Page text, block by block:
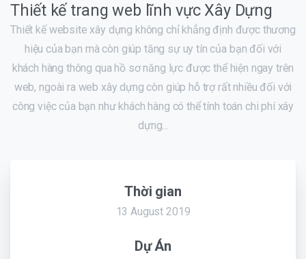
Thiết kế trang web lĩnh vực Xây Dựng
Thiết kế website xây dựng không chỉ khẳng định được thương
hiệu của bạn mà còn giúp tăng sự uy tín của bạn đối với
khách hàng thông qua hồ sơ năng lực được thể hiện ngay trên
web, ngoài ra web xây dựng còn giúp hỗ trợ rất nhiều đối với
công việc của bạn như khách hàng có thể tính toán chi phí xây
dựng...
Thời gian
13 August 2019
Dự Án